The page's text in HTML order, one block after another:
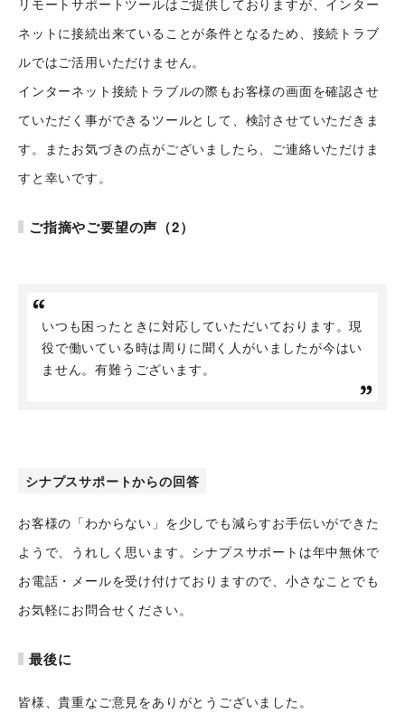
リモートサポートツールはご提供しておりますが、インター
ネットに接続出来ていることが条件となるため、接続トラブ
ルではご活用いただけません。
インターネット接続トラブルの際もお客様の画面を確認させ
ていただく事ができるツールとして、検討させていただきま
す。またお気づきの点がございましたら、ご連絡いただけま
すと幸いです。
ご指摘やご要望の声（2）
いつも困ったときに対応していただいております。現
役で働いている時は周りに聞く人がいましたが今はい
ません。有難うございます。
シナプスサポートからの回答
お客様の「わからない」を少しでも減らすお手伝いができた
ようで、うれしく思います。シナプスサポートは年中無休で
お電話・メールを受け付けておりますので、小さなことでも
お気軽にお問合せください。
最後に
皆様、貴重なご意見をありがとうございました。
人
職種紹介
スタッフ紹介
スタッフブログ
採用情報
会社情報
会社概要
沿革
お知らせ
お問い合わせ
公式Twitter
公式Facebook
プライバシーポリシー